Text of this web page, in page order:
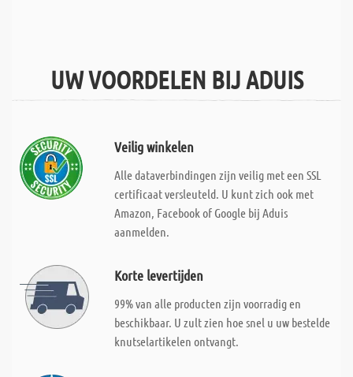
UW VOORDELEN BIJ ADUIS
Veilig winkelen
Alle dataverbindingen zijn veilig met een SSL
certificaat versleuteld. U kunt zich ook met
Amazon, Facebook of Google bij Aduis
aanmelden.
Korte levertijden
99% van alle producten zijn voorradig en
beschikbaar. U zult zien hoe snel u uw bestelde
knutselartikelen ontvangt.